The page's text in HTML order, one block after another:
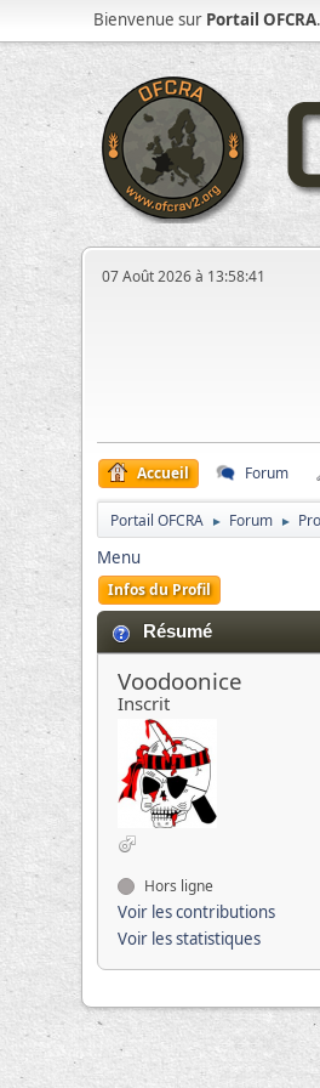
Bienvenue sur Portail OFCRA
07 Août 2026 à 13:58:41
Accueil Forum
Portail OFCRA ► Forum ►
Menu
Infos du Profil
Résumé
Voodoonice
Inscrit
Hors ligne
Voir les contributions
Voir les statistiques